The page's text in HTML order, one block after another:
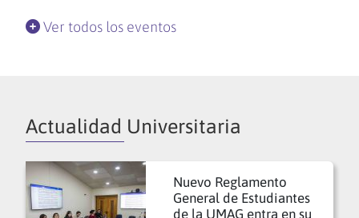
Ver todos los eventos
Actualidad Universitaria
Nuevo Reglamento
General de Estudiantes
de la UMAG entra en su